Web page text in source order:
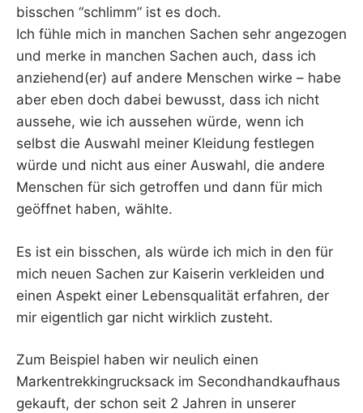
bisschen “schlimm” ist es doch.
Ich fühle mich in manchen Sachen sehr angezogen
und merke in manchen Sachen auch, dass ich
anziehend(er) auf andere Menschen wirke – habe
aber eben doch dabei bewusst, dass ich nicht
aussehe, wie ich aussehen würde, wenn ich
selbst die Auswahl meiner Kleidung festlegen
würde und nicht aus einer Auswahl, die andere
Menschen für sich getroffen und dann für mich
geöffnet haben, wählte.
Es ist ein bisschen, als würde ich mich in den für
mich neuen Sachen zur Kaiserin verkleiden und
einen Aspekt einer Lebensqualität erfahren, der
mir eigentlich gar nicht wirklich zusteht.
Zum Beispiel haben wir neulich einen
Markentrekkingrucksack im Secondhandkaufhaus
gekauft, der schon seit 2 Jahren in unserer